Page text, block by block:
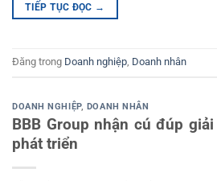
TIẾP TỤC ĐỌC →
Đăng trong Doanh nghiệp Doanh nhân
DOANH NGHIỆP, DOANH NHÂN
BBB Group nhận cú đúp
phát triển